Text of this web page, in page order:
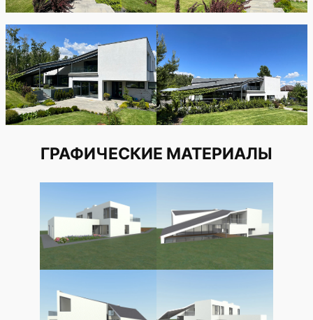
ГРАФИЧЕСКИЕ МАТЕРИАЛЫ